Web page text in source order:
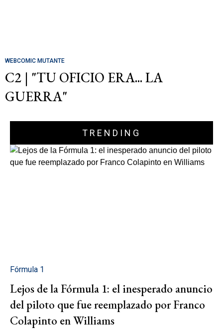
WEBCOMIC MUTANTE
C2 | "TU OFICIO ERA... LA
GUERRA"
TRENDING
Fórmula 1
Lejos de la Fórmula 1: el inesperado anuncio
del piloto que fue reemplazado por Franco
Colapinto en Williams